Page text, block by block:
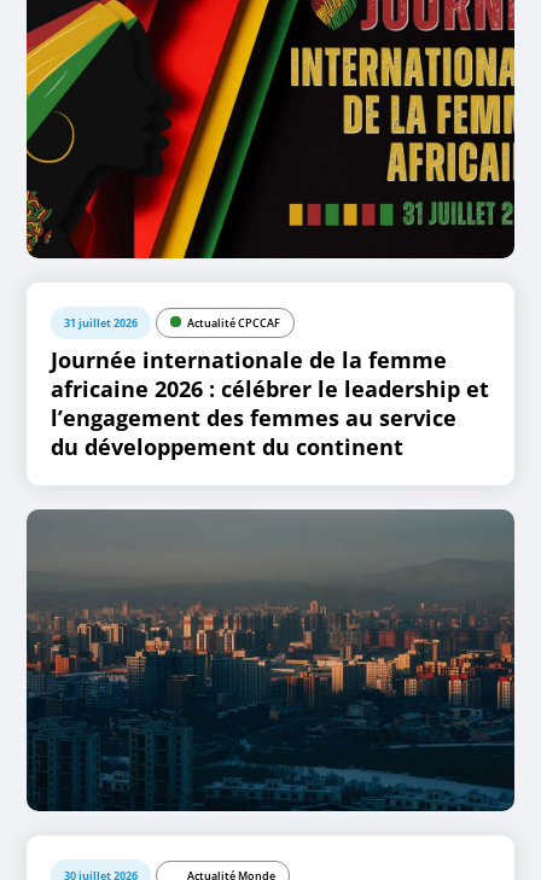
31 juillet 2026 Actualité CPCCAF
Journée internationale de la femme
africaine 2026 : célébrer le leadership et
l’engagement des femmes au service
du développement du continent
30 juillet 2026 Actualité Monde